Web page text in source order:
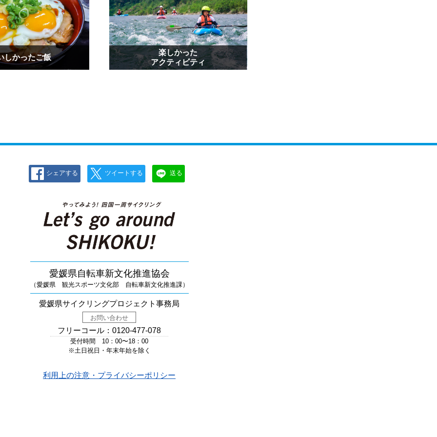
しかったご飯
楽しかった
アクティビティ
シェアする ツイートする 送る
愛媛県自転車新文化推進協会
（愛媛県 観光スポーツ文化部 自転車新文化推進課）
愛媛県サイクリングプロジェクト事務局
お問い合わせ
フリーコール：0120-477-078
受付時間 10：00〜18：00
※土日祝日・年末年始を除く
利用上の注意・プライバシーポリシー